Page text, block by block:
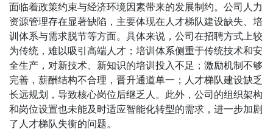
面临着政策约束与经济环境因素带来的发展制约。公司人力
资源管理存在显著缺陷，主要体现在人才梯队建设缺失、培
训体系与需求脱节等方面。具体来说，公司在招聘方式上较
为传统，难以吸引高端人才；培训体系侧重于传统技术和安
全生产，对新技术、新知识的培训投入不足；激励机制不够
完善，薪酬结构不合理，晋升通道单一；人才梯队建设缺乏
长远规划，导致核心岗位后继乏人。此外，公司的组织架构
和岗位设置也未能及时适应智能化转型的需求，进一步加剧
了人才梯队失衡的问题。